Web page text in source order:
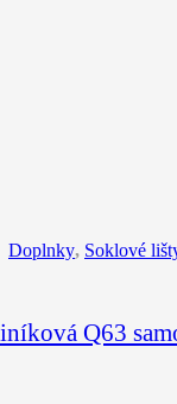
Doplnky, Soklové
Q63